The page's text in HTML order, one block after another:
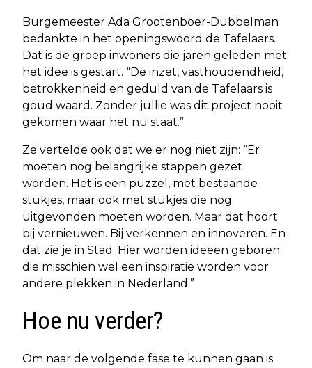
Burgemeester Ada Grootenboer-Dubbelman
bedankte in het openingswoord de Tafelaars.
Dat is de groep inwoners die jaren geleden met
het idee is gestart. “De inzet, vasthoudendheid,
betrokkenheid en geduld van de Tafelaars is
goud waard. Zonder jullie was dit project nooit
gekomen waar het nu staat.”
Ze vertelde ook dat we er nog niet zijn: “Er
moeten nog belangrijke stappen gezet
worden. Het is een puzzel, met bestaande
stukjes, maar ook met stukjes die nog
uitgevonden moeten worden. Maar dat hoort
bij vernieuwen. Bij verkennen en innoveren. En
dat zie je in Stad. Hier worden ideeën geboren
die misschien wel een inspiratie worden voor
andere plekken in Nederland.”
Hoe nu verder?
Om naar de volgende fase te kunnen gaan is